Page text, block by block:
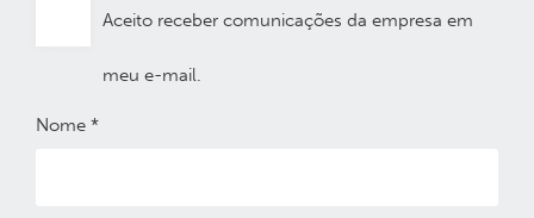
Aceito receber comunicações da empresa em
meu e-mail.
Nome *